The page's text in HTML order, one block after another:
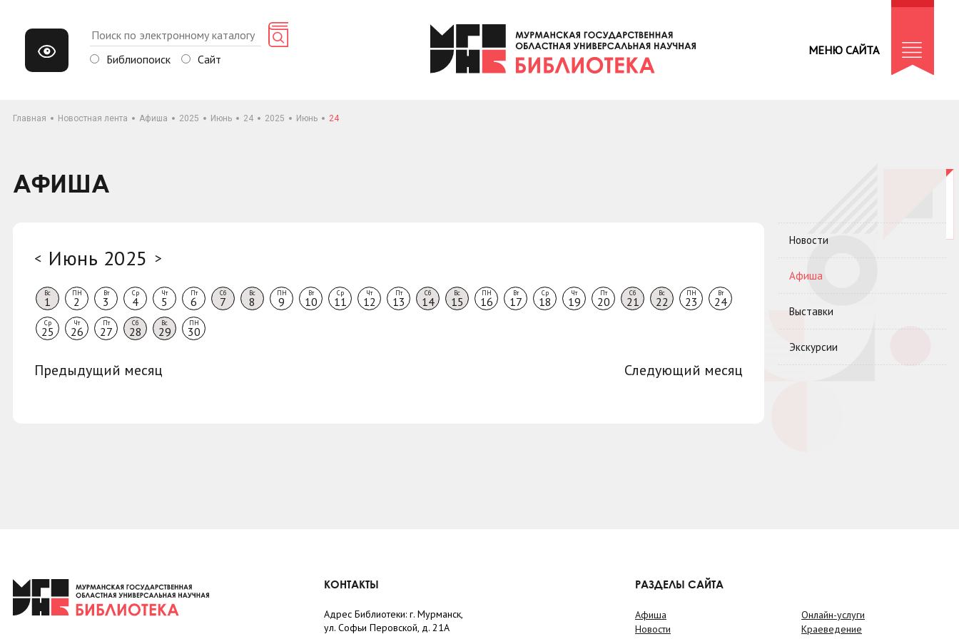
Библиопоиск Сайт
МЕНЮ САЙТА
Главная Новостная лента Афиша 2025 Июнь 24 2025 Июнь 24
АФИША
< Июнь 2025 >
Вс
1
ПН
2
Вт
3
Ср
4
Чт
5
Пт
6
Сб
7
Вс
8
ПН
9
Вт
10
Ср
11
Чт
12
Пт
13
Сб
14
Вс
15
ПН
16
Вт
17
Ср
18
Чт
19
Пт
20
Сб
21
Вс
22
ПН
23
Вт
24
Ср
25
Чт
26
Пт
27
Сб
28
Вс
29
ПН
30
Предыдущий месяц Следующий месяц
Новости
Афиша
Выставки
Экскурсии
КОНТАКТЫ
Адрес Библиотеки: г. Мурманск,
ул. Софьи Перовской, д. 21А
РАЗДЕЛЫ САЙТА
Афиша
Новости
Онлайн-услуги
Краеведение